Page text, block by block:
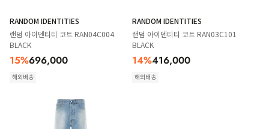
RANDOM IDENTITIES
랜덤 아이덴티티 코트 RAN04C004
BLACK
15%696,000
해외배송
RANDOM IDENTITIES
랜덤 아이덴티티 코트 RAN03C101
BLACK
14%416,000
해외배송